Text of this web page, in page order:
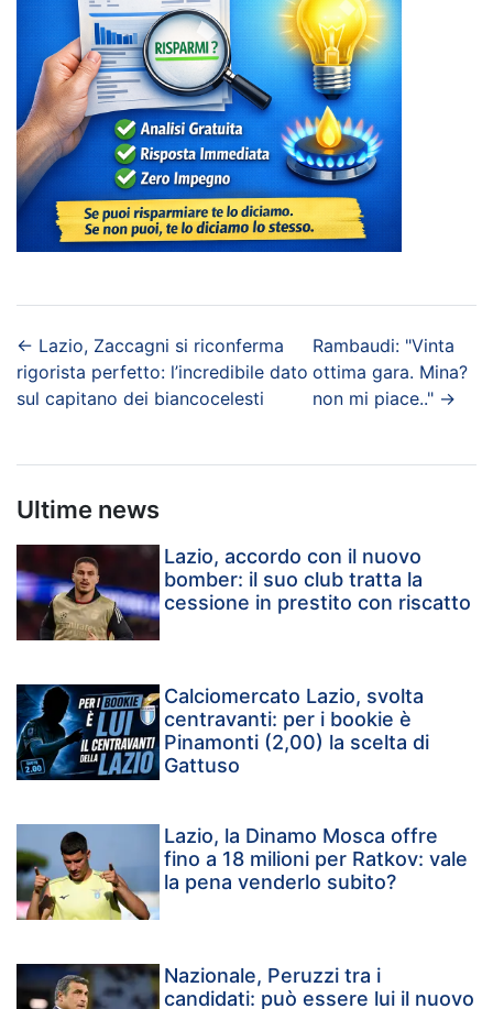
← Lazio, Zaccagni si riconferma
rigorista perfetto: l’incredibile dato
sul capitano dei biancocelesti
Rambaudi: "Vinta
ottima gara. Mina?
non mi piace.." →
Ultime news
Lazio, accordo con il nuovo
bomber: il suo club tratta la
cessione in prestito con riscatto
Calciomercato Lazio, svolta
centravanti: per i bookie è
Pinamonti (2,00) la scelta di
Gattuso
Lazio, la Dinamo Mosca offre
fino a 18 milioni per Ratkov: vale
la pena venderlo subito?
Nazionale, Peruzzi tra i
candidati: può essere lui il nuovo